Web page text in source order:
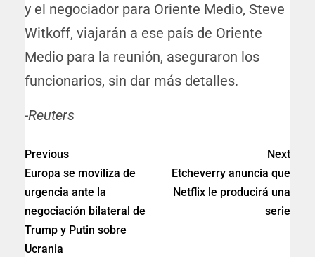
y el negociador para Oriente Medio, Steve
Witkoff, viajarán a ese país de Oriente
Medio para la reunión, aseguraron los
funcionarios, sin dar más detalles.
-Reuters
Previous
Europa se moviliza de
urgencia ante la
negociación bilateral de
Trump y Putin sobre
Ucrania
Next
Etcheverry anuncia que
Netflix le producirá una
serie